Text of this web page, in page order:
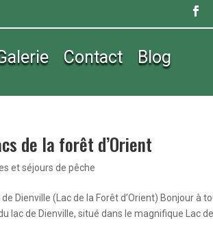
Contact Blog
de la forêt d’Orient
et séjours de pêche
Dienville (Lac de la Forêt d’Orient) Bonjour à
lac de Dienville, situé dans le magnifique Lac de